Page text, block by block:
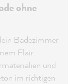
ohne
Badezimmer
Flair.
und
im richtigen